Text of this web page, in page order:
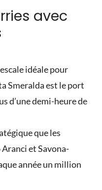
avec
idéale pour
Smeralda est le port
d’une demi-heure de
que les
et Savona-
année un million